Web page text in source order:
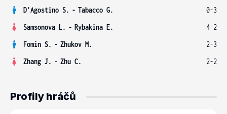
D'Agostino S. - Tabacco G.
0-3
Samsonova L. - Rybakina E.
4-2
Fomin S. - Zhukov M.
2-3
Zhang J. - Zhu C. 2-2
Profily hráčů